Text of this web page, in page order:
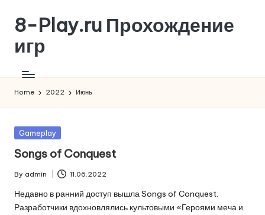
Skip
content
8-Play.ru Прохождение
игр
Home 2022 Июнь
Posted
Gameplay
Songs of Conquest
Posted
by
By admin 11.06.2022
Недавно в ранний доступ вышла Songs of Conquest.
Разработчики вдохновлялись культовыми «Героями меча и